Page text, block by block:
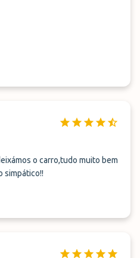
o carro,tudo muito bem
simpático!!